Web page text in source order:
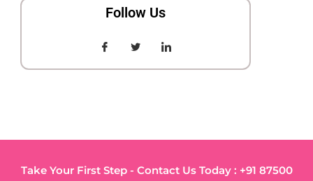
Follow Us
Take Your First Step - Contact Us Today : +91 87500